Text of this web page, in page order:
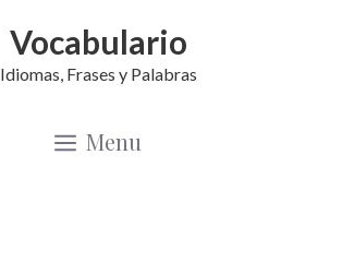
Vocabulario
Idiomas, Frases y Palabras
Menu